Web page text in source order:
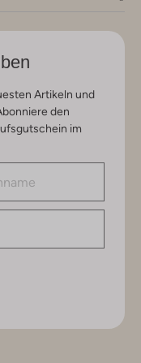
Artikeln und
den
im